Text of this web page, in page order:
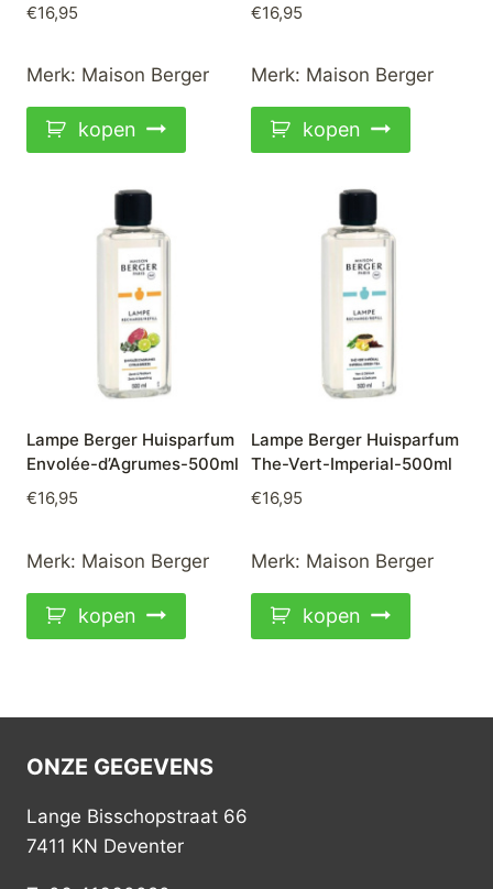
€16,95
Merk: Maison Berger
kopen
€16,95
Merk: Maison Berger
kopen
Lampe Berger Huisparfum
Envolée-d’Agrumes-500ml
€16,95
Merk: Maison Berger
kopen
Lampe Berger Huisparfum
The-Vert-Imperial-500ml
€16,95
Merk: Maison Berger
kopen
ONZE GEGEVENS
Lange Bisschopstraat 66
7411 KN Deventer